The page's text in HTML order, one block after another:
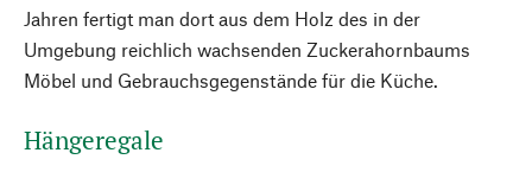
Jahren fertigt man dort aus dem Holz des in der
Umgebung reichlich wachsenden Zuckerahornbaums
Möbel und Gebrauchsgegenstände für die Küche.
Hängeregale